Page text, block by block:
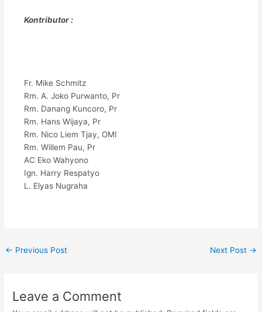
​Kontributor :
Fr. Mike Schmitz
Rm. A. Joko Purwanto, Pr
Rm. Danang Kuncoro, Pr
Rm. Hans Wijaya, Pr
Rm. Nico Liem Tjay, OMI
Rm. Willem Pau, Pr
AC Eko Wahyono
Ign. Harry Respatyo
L. Elyas Nugraha
← Previous Post Next Post →
Leave a Comment